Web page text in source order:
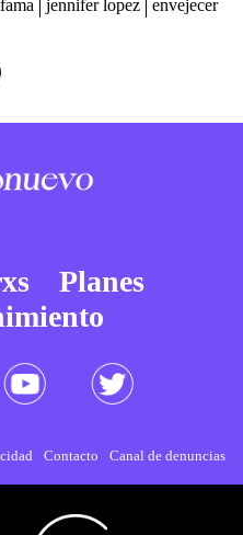
fama jennifer lopez envejecer
Planes
Contacto Canal de denuncias